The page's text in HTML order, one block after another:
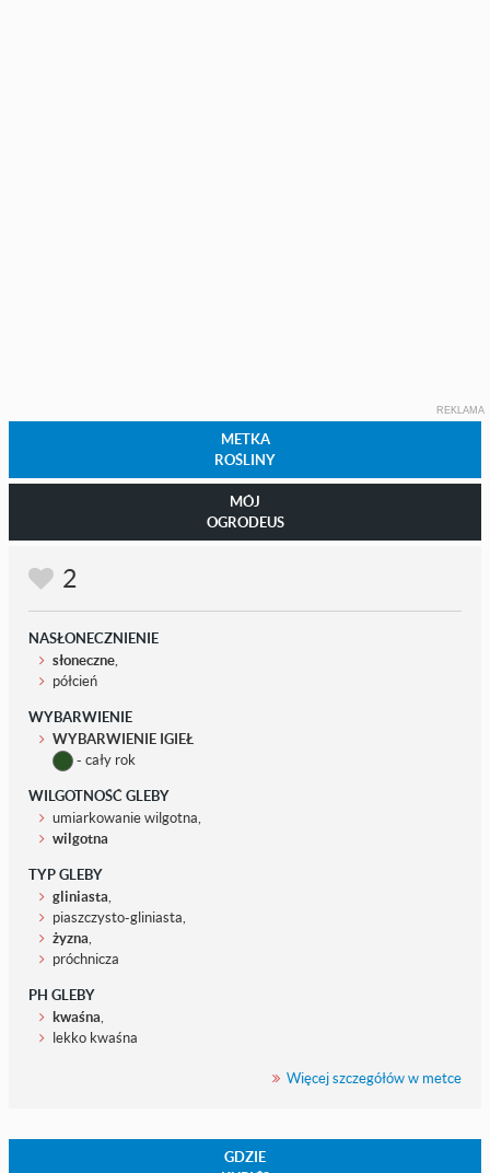
REKLAMA
METKA
ROŚLINY
MÓJ
OGRODEUS
2
NASŁONECZNIENIE
słoneczne,
półcień
WYBARWIENIE
WYBARWIENIE IGIEŁ
- cały rok
WILGOTNOŚĆ GLEBY
umiarkowanie wilgotna,
wilgotna
TYP GLEBY
gliniasta,
piaszczysto-gliniasta,
żyzna,
próchnicza
PH GLEBY
kwaśna,
lekko kwaśna
Więcej szczegółów w metce
GDZIE